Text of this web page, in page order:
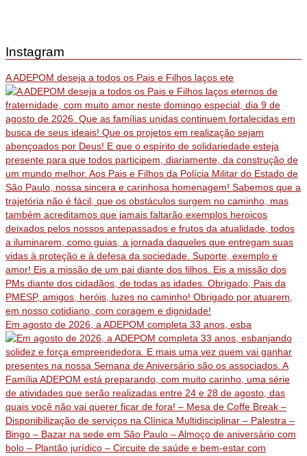
Instagram
A ADEPOM deseja a todos os Pais e Filhos laços ete
Em agosto de 2026, a ADEPOM completa 33 anos, esba